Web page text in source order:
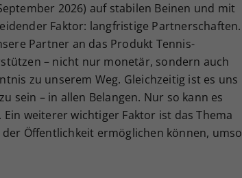
2026) auf stabilen Beinen und mit
Faktor: langfristige Partnerschaften.
Partner an das Produkt Tennis-
– nicht nur monetär, sondern auch
zu unserem Weg. Gleichzeitig ist es uns
sein – in allen Belangen. Nur so kann es
weiterer wichtiger Faktor ist das Thema
Öffentlichkeit ermöglichen können, umso